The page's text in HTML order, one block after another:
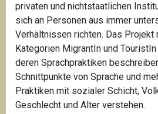
privaten und nichtstaatlichen
sich an Personen aus immer
Verhältnissen richten. Das
Kategorien MigrantIn und
deren Sprachpraktiken
Schnittpunkte von Sprache und
Praktiken mit sozialer Schicht,
Geschlecht und Alter verstehen.